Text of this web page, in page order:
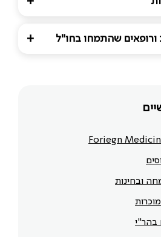
+ ורופאים שהתמחו בחו"ל
Foriegn
ובחינות
בהר"י